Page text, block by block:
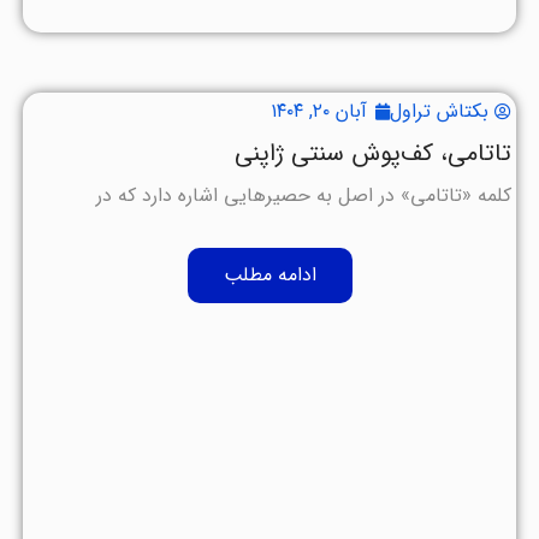
بکتاش تراول آبان ۲۰, ۱۴۰۴
تاتامی، کف‌پوش سنتی ژاپنی
کلمه «تاتامی» در اصل به حصیرهایی اشاره دارد که در
ادامه مطلب